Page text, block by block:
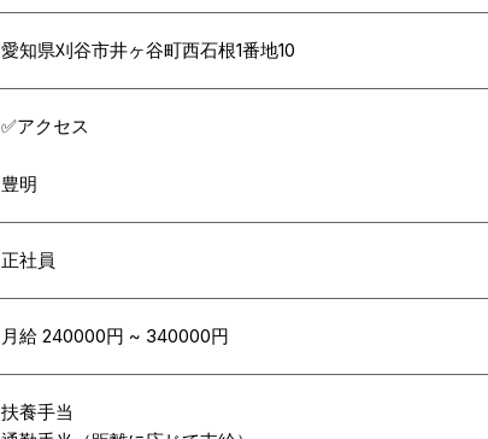
愛知県刈谷市井ヶ谷町西石根1番地10
✅アクセス
豊明
正社員
月給 240000円 ~ 340000円
扶養手当